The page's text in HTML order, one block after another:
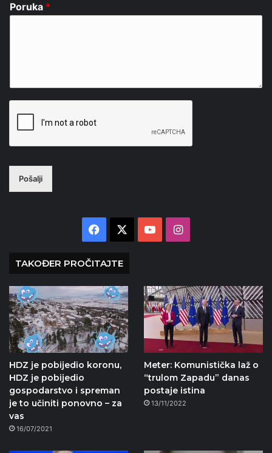
Poruka *
Pošalji
Facebook YouTubeInstagram
TAKOĐER PROČITAJTE
HDZ je pobijedio koronu,
HDZ je pobijedio
gospodarstvo i spreman
je to učiniti ponovno – za
vas
16/07/2021
Meter: Komunistička laž o
“trulom Zapadu” danas
postaje istina
13/11/2022